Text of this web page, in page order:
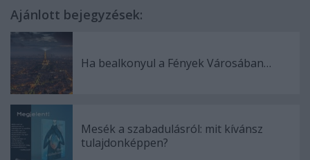
Ajánlott bejegyzések:
Ha bealkonyul a Fények Városában…
Mesék a szabadulásról: mit kívánsz
tulajdonképpen?